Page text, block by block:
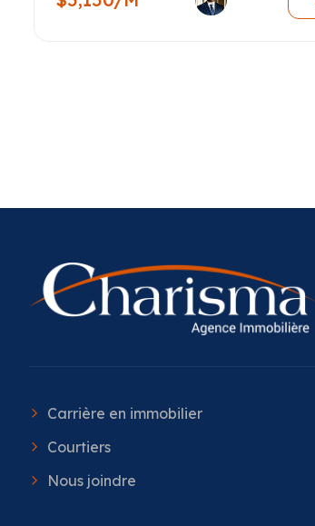
Carrière en immobilier
Courtiers
Nous joindre